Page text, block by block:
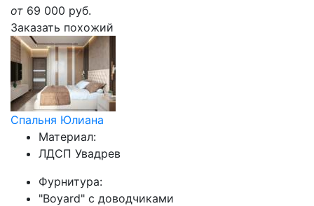
от 69 000 руб.
Заказать похожий
Спальня Юлиана
Материал:
ЛДСП Увадрев
Фурнитура:
"Boyard" с доводчиками